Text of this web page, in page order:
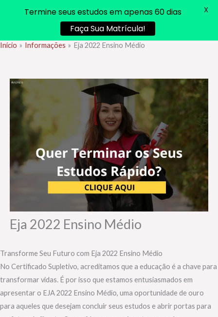
Ir
conteúdo
Início Informações Eja 2022 Ensino Médio
Eja 2022 Ensino Médio
Transforme Seu Futuro com Eja 2022 Ensino Médio
No Certificado Supletivo, acreditamos que a educação é a chave para
transformar vidas. É por isso que estamos entusiasmados em
apresentar o EJA 2022 Ensino Médio, uma oportunidade de ouro
para aqueles que desejam concluir seus estudos e abrir portas para
Termine seus estudos em apenas 60 dias
Faça Sua Matrícula!
X